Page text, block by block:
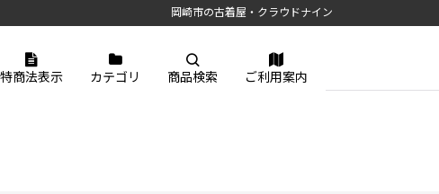
岡崎市の古着屋・クラウドナイン
特商法表示 カテゴリ 商品検索 ご利用案内